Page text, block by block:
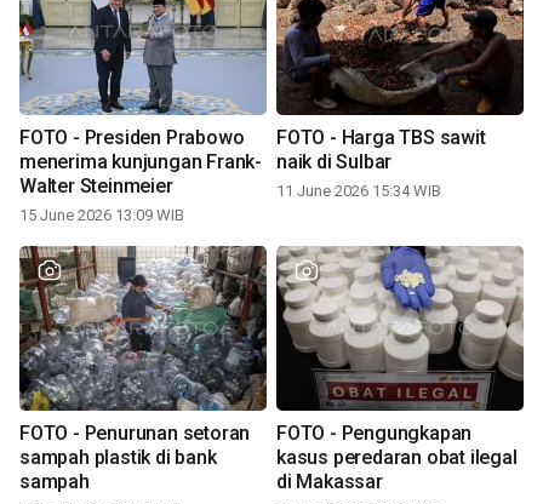
FOTO - Presiden Prabowo
menerima kunjungan Frank-
Walter Steinmeier
15 June 2026 13:09 WIB
FOTO - Harga TBS sawit
naik di Sulbar
11 June 2026 15:34 WIB
FOTO - Penurunan setoran
sampah plastik di bank
sampah
FOTO - Pengungkapan
kasus peredaran obat ilegal
di Makassar